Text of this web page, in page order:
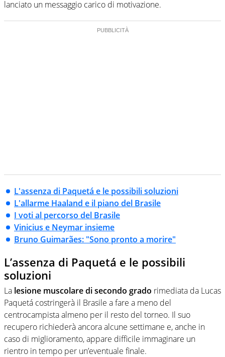
lanciato un messaggio carico di motivazione.
L'assenza di Paquetá e le possibili soluzioni
L'allarme Haaland e il piano del Brasile
I voti al percorso del Brasile
Vinicius e Neymar insieme
Bruno Guimarães: "Sono pronto a morire"
L’assenza di Paquetá e le possibili
soluzioni
La lesione muscolare di secondo grado rimediata da Lucas
Paquetá costringerà il Brasile a fare a meno del
centrocampista almeno per il resto del torneo. Il suo
recupero richiederà ancora alcune settimane e, anche in
caso di miglioramento, appare difficile immaginare un
rientro in tempo per un’eventuale finale.